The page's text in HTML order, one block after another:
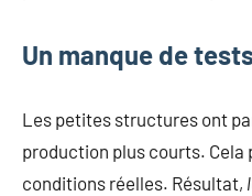
Un manque de
Les petites structures ont
production plus courts.
conditions réelles. Résultat,